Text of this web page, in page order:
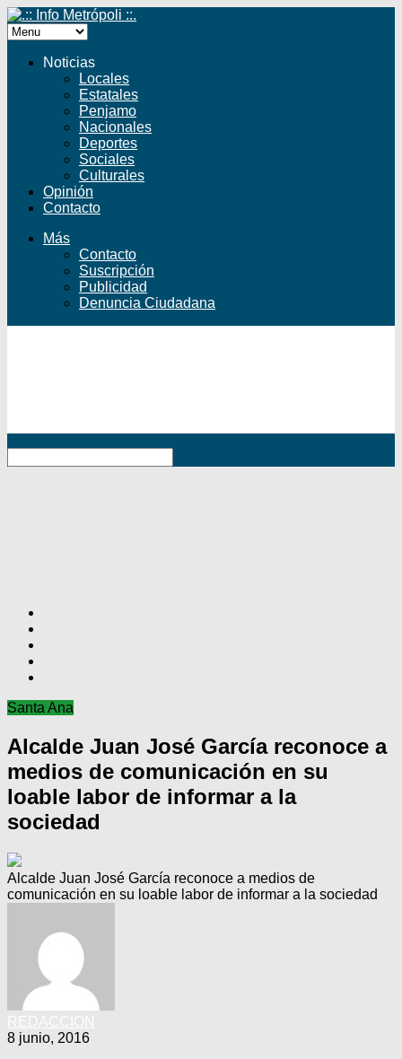
Noticias
Locales
Estatales
Penjamo
Nacionales
Deportes
Sociales
Culturales
Opinión
Contacto
Más
Contacto
Suscripción
Publicidad
Denuncia Ciudadana
Santa Ana
Alcalde Juan José García reconoce a
medios de comunicación en su
loable labor de informar a la
sociedad
Alcalde Juan José García reconoce a medios de
comunicación en su loable labor de informar a la sociedad
8 junio, 2016